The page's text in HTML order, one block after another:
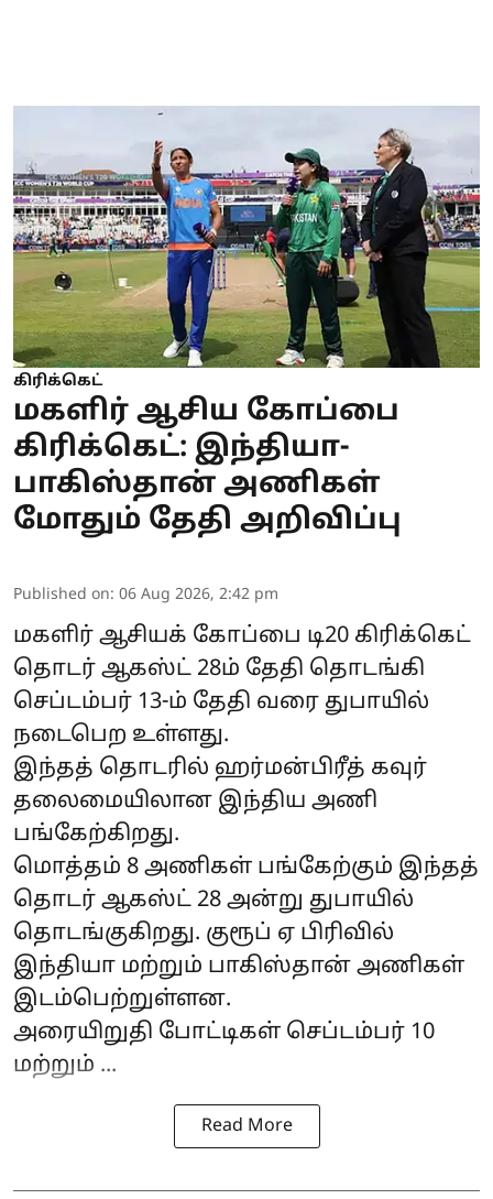
கிரிக்கெட்
மகளிர் ஆசிய கோப்பை
கிரிக்கெட்: இந்தியா-
பாகிஸ்தான் அணிகள்
மோதும் தேதி அறிவிப்பு
Published on: 06 Aug 2026, 2:42 pm
மகளிர் ஆசியக் கோப்பை டி20 கிரிக்கெட்
தொடர் ஆகஸ்ட் 28ம் தேதி தொடங்கி
செப்டம்பர் 13-ம் தேதி வரை துபாயில்
நடைபெற உள்ளது.
இந்தத் தொடரில் ஹர்மன்பிரீத் கவுர்
தலைமையிலான இந்திய அணி
பங்கேற்கிறது.
மொத்தம் 8 அணிகள் பங்கேற்கும் இந்தத்
தொடர் ஆகஸ்ட் 28 அன்று துபாயில்
தொடங்குகிறது. குரூப் ஏ பிரிவில்
இந்தியா மற்றும் பாகிஸ்தான் அணிகள்
இடம்பெற்றுள்ளன.
அரையிறுதி போட்டிகள் செப்டம்பர் 10
மற்றும் ...
Read More